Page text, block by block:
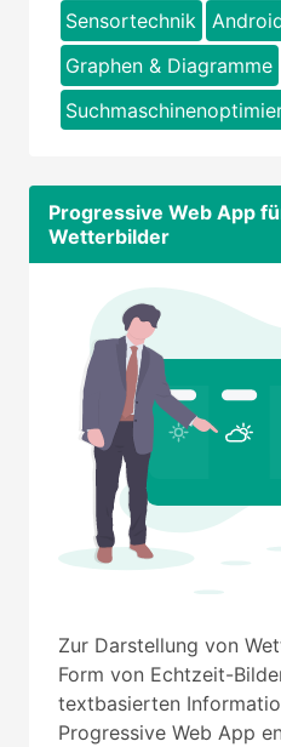
Sensortechnik
Graphen & Diagramme
Progressive Web App
Wetterbilder
Zur Darstellung von
Form von Echtzeit-
textbasierten
Progressive Web App